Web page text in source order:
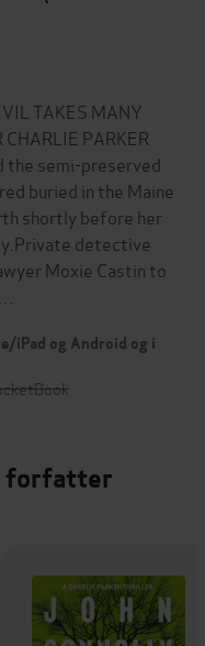
TAKES MANY
PARKER
the semi-preserved
buried in the Maine
shortly before her
detective
Moxie Castin to
iPad og Android og i
forfatter